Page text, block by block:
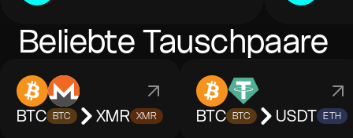
Beliebte Tauschpaare
BTC BTC XMR XMR BTC BTC USDT ETH